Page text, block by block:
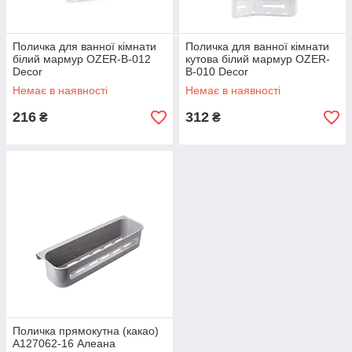
Поличка для ванної кімнати
білий мармур OZER-B-012
Decor
Немає в наявності
216 ₴
Поличка для ванної кімнати
кутова білий мармур OZER-
B-010 Decor
Немає в наявності
312 ₴
Поличка прямокутна (какао)
А127062-16 Алеана